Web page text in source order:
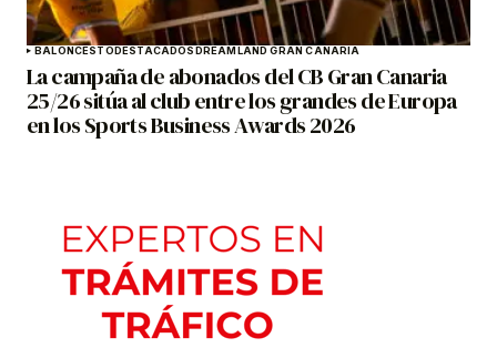
BALONCESTODESTACADOSDREAMLAND GRAN CANARIA
La campaña de abonados del CB Gran Canaria
25/26 sitúa al club entre los grandes de Europa
en los Sports Business Awards 2026